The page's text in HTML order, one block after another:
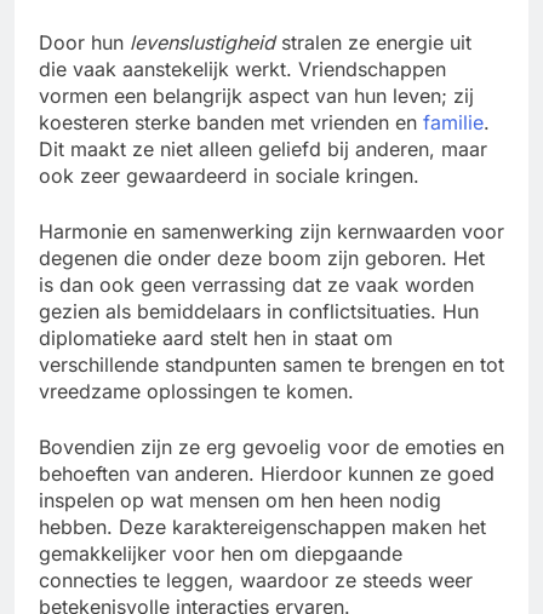
Door hun levenslustigheidstralen ze energie uit
die vaak aanstekelijk werkt. Vriendschappen
vormen een belangrijk aspect van hun leven; zij
koesteren sterke banden met vrienden en familie.
Dit maakt ze niet alleen geliefd bij anderen, maar
ook zeer gewaardeerd in sociale kringen.
Harmonie en samenwerking zijn kernwaarden voor
degenen die onder deze boom zijn geboren. Het
is dan ook geen verrassing dat ze vaak worden
gezien als bemiddelaars in conflictsituaties. Hun
diplomatieke aard stelt hen in staat om
verschillende standpunten samen te brengen en tot
vreedzame oplossingen te komen.
Bovendien zijn ze erg gevoelig voor de emoties en
behoeften van anderen. Hierdoor kunnen ze goed
inspelen op wat mensen om hen heen nodig
hebben. Deze karaktereigenschappen maken het
gemakkelijker voor hen om diepgaande
connecties te leggen, waardoor ze steeds weer
betekenisvolle interacties ervaren.